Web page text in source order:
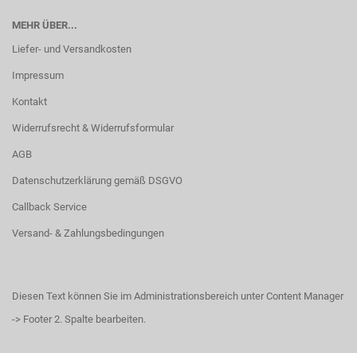
MEHR ÜBER...
Liefer- und Versandkosten
Impressum
Kontakt
Widerrufsrecht & Widerrufsformular
AGB
Datenschutzerklärung gemäß DSGVO
Callback Service
Versand- & Zahlungsbedingungen
Diesen Text können Sie im Administrationsbereich unter Content Manager
-> Footer 2. Spalte bearbeiten.